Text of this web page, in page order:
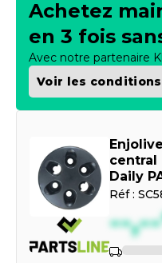
Achetez
en 3 fois
Avec notre partenaire
Voir les conditions
central
Daily
Réf :
--,--